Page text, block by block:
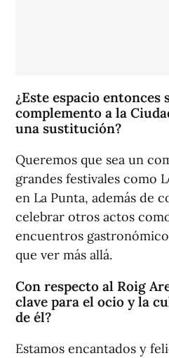
¿Este espacio entonces
complemento a la
una sustitución?
Queremos que sea un
grandes festivales como
en La Punta, además de
celebrar otros actos
encuentros
que ver más allá.
Con respecto al Roig
clave para el ocio y la
de él?
Estamos encantados y